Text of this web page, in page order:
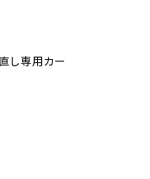
し専用カー